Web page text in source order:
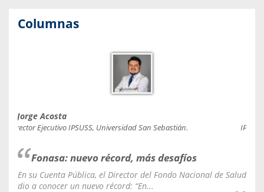
Columnas
Jorge Acosta
Director Ejecutivo IPSUSS, Universidad San Sebastián.
Fonasa: nuevo récord, más desafíos
En su Cuenta Pública, el Director del Fondo Nacional de Salud
dio a conocer un nuevo récord: “En...